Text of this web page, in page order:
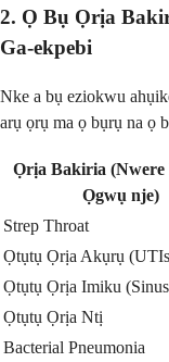
2. Ọ Bụ Ọrịa
Ga-ekpebi
Nke a bụ eziokwu
arụ ọrụ ma ọ bụrụ na ọ
Ọrịa Bakiria (Nwere
Ọgwụ nje)
Strep Throat
Ọtụtụ Ọrịa Akụrụ
Ọtụtụ Ọrịa Imiku
Ọtụtụ Ọrịa Ntị
Bacterial Pneumonia